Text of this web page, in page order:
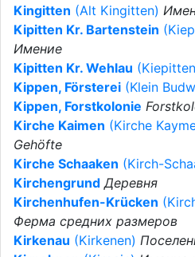
Kingitten (Alt Kingitten)
Kipitten Kr. Bartenstein
Имение
Kipitten Kr. Wehlau
Kippen, Försterei (Klein
Kippen, Forstkolonie
Kirche Kaimen (Kirche
Gehöfte
Kirche Schaaken (Kirch-
Kirchengrund Деревня
Kirchenhufen-Krücken
Ферма средних размеров
Kirkenau (Kirkenen)